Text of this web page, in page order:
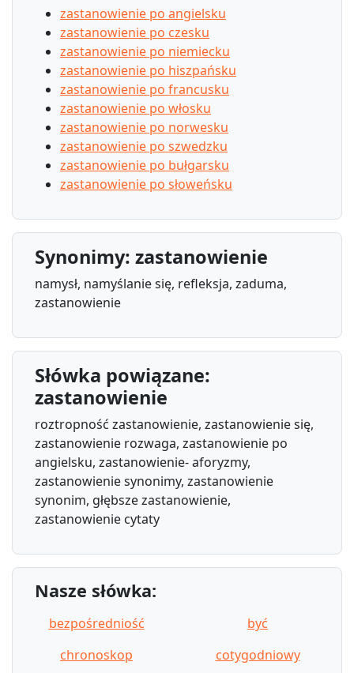
zastanowienie po angielsku
zastanowienie po czesku
zastanowienie po niemiecku
zastanowienie po hiszpańsku
zastanowienie po francusku
zastanowienie po włosku
zastanowienie po norwesku
zastanowienie po szwedzku
zastanowienie po bułgarsku
zastanowienie po słoweńsku
Synonimy: zastanowienie
namysł, namyślanie się, refleksja, zaduma,
zastanowienie
Słówka powiązane:
zastanowienie
roztropność zastanowienie, zastanowienie się,
zastanowienie rozwaga, zastanowienie po
angielsku, zastanowienie- aforyzmy,
zastanowienie synonimy, zastanowienie
synonim, głębsze zastanowienie,
zastanowienie cytaty
Nasze słówka:
bezpośredniość
być
chronoskop
cotygodniowy